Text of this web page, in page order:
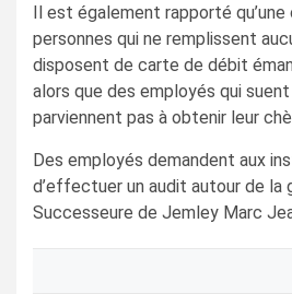
Il est également rapporté qu’une
personnes qui ne remplissent
disposent de carte de débit
alors que des employés qui
parviennent pas à obtenir leur
Des employés demandent aux
d’effectuer un audit autour de la
Successeure de Jemley Marc